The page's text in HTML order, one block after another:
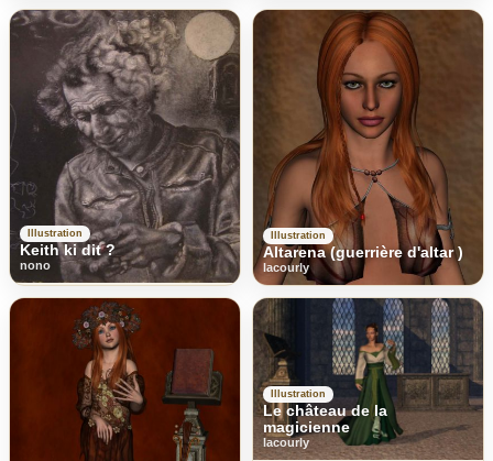
Illustration
Keith ki dit ?
nono
Illustration
Altarena (guerrière d'altar )
lacourly
Illustration
Le château de la
magicienne
lacourly